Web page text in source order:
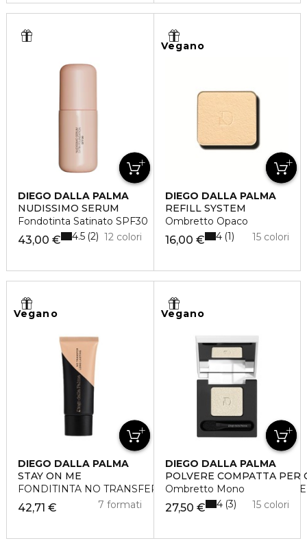
DIEGO DALLA PALMA
NUDISSIMO SERUM
Fondotinta Satinato SPF30
43,00 € 12 colori
4.5 2
Vegano
DIEGO DALLA PALMA
REFILL SYSTEM
Ombretto Opaco
16,00 € 15 colori
4 1
Vegano
DIEGO DALLA PALMA
STAY ON ME
FONDITINTA NO TRANSFER LUNGA TENUTA
42,71 € 7 formati
Vegano
DIEGO DALLA PALMA
POLVERE COMPATTA PER
Ombretto Mono
27,50 € 15 colori
4 3